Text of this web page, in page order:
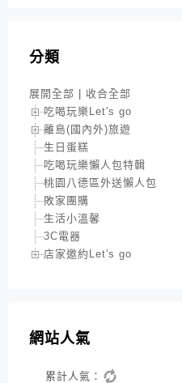
分類
展開全部
收合全部
吃喝玩樂Let's go
離島(國內外)旅遊
生日蛋糕
吃喝玩樂懶人包特輯
桃園八德區外送懶人包
敗家團購
生活小溫馨
3C電器
店家邀約Let's go
網站人氣
累計人氣：